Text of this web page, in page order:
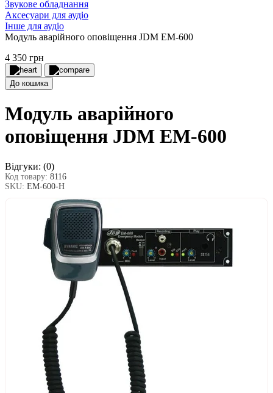
Звукове обладнання
Аксесуари для аудіо
Інше для аудіо
Модуль аварійного оповіщення JDM EM-600
4 350 грн
До кошика
Модуль аварійного
оповіщення JDM EM-600
Відгуки: (0)
Код товару: 8116
SKU: EM-600-Н